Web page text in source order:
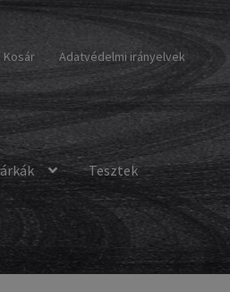
Kosár Adatvédelmi irányelvek
Tesztek